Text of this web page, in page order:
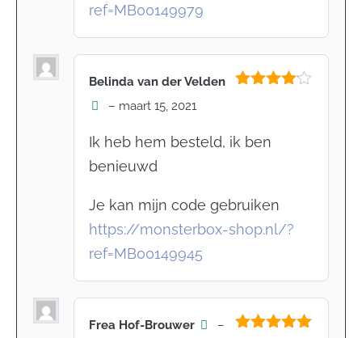
ref=MB00149979
Belinda van der Velden
– maart 15, 2021
Ik heb hem besteld, ik ben
benieuwd
Je kan mijn code gebruiken
https://monsterbox-shop.nl/?
ref=MB00149945
Frea Hof-Brouwer
–